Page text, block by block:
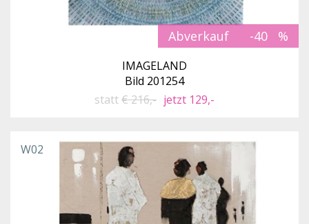
Abverkauf -40
IMAGELAND
Bild 201254
statt€ 216,- jetzt 129,-
W02